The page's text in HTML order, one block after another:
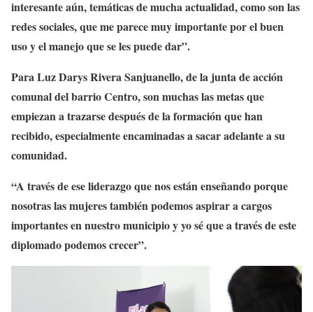
interesante aún, temáticas de mucha actualidad, como son las
redes sociales, que me parece muy importante por el buen
uso y el manejo que se les puede dar”.
Para Luz Darys Rivera Sanjuanello, de la junta de acción
comunal del barrio Centro, son muchas las metas que
empiezan a trazarse después de la formación que han
recibido, especialmente encaminadas a sacar adelante a su
comunidad.
“A través de ese liderazgo que nos están enseñando porque
nosotras las mujeres también podemos aspirar a cargos
importantes en nuestro municipio y yo sé que a través de este
diplomado podemos crecer”.